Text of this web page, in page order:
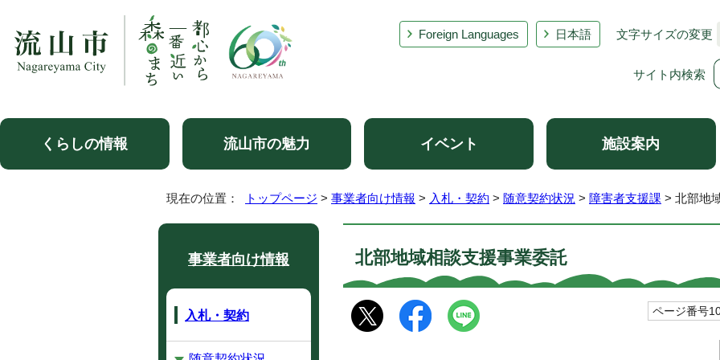
Foreign Languages 日本語 文字サイズの変更
サイト内検索
くらしの情報 流山市の魅力 イベント 施設案内
現在の位置： トップページ > 事業者向け情報 > 入札・契約 > 随意契約状況 > 障害者支援課 > 北部地
北部地域相談支援事業委託
ページ番号
事業者向け情報
入札・契約